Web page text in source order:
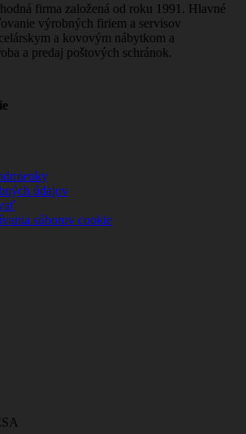
firma založená od roku 1991. Hlavné
výrobných firiem a servisov
a kovovým nábytkom a
a predaj poštových schránok.
údajov
súborov cookie